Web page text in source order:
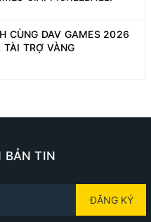
CÙNG DAV GAMES 2026
TRỢ VÀNG
BẢN TIN
ĐĂNG KÝ